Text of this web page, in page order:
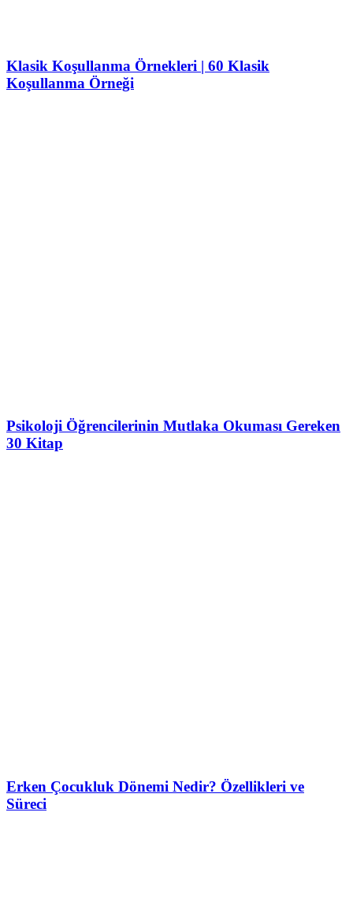
Klasik Koşullanma Örnekleri | 60 Klasik
Koşullanma Örneği
Psikoloji Öğrencilerinin Mutlaka Okuması Gereken
30 Kitap
Erken Çocukluk Dönemi Nedir? Özellikleri ve
Süreci